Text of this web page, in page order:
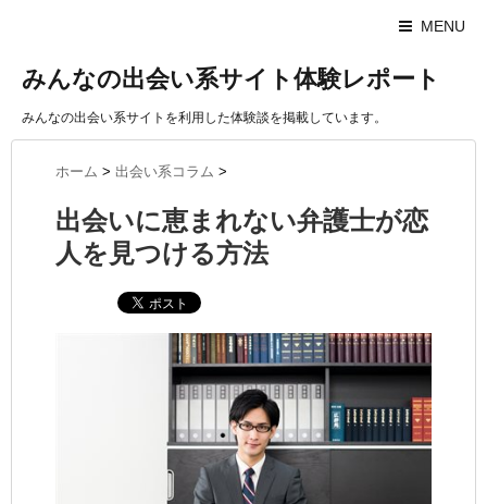
MENU
みんなの出会い系サイト体験レポート
みんなの出会い系サイトを利用した体験談を掲載しています。
ホーム > 出会い系コラム >
出会いに恵まれない弁護士が恋
人を見つける方法